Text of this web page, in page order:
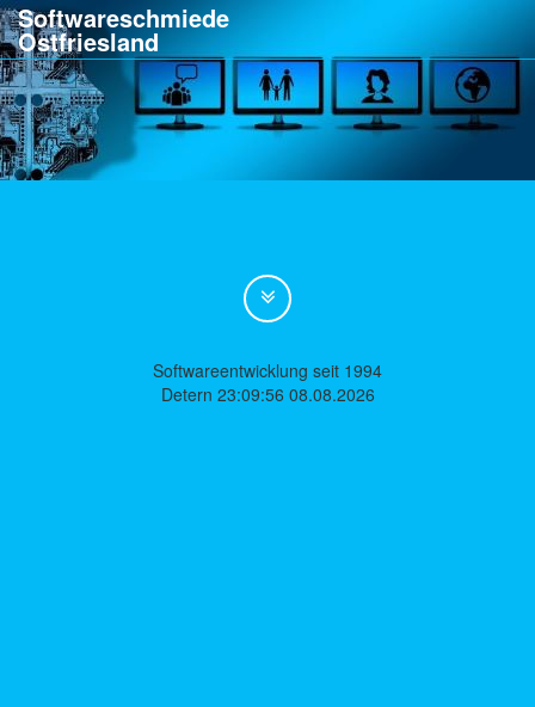
Softwareschmiede
Ostfriesland
Softwareentwicklung seit 1994
Detern 23:09:56 08.08.2026